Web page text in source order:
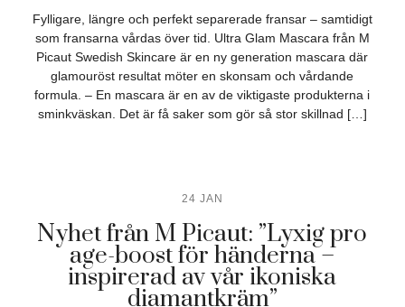
Fylligare, längre och perfekt separerade fransar – samtidigt
som fransarna vårdas över tid. Ultra Glam Mascara från M
Picaut Swedish Skincare är en ny generation mascara där
glamouröst resultat möter en skonsam och vårdande
formula. – En mascara är en av de viktigaste produkterna i
sminkväskan. Det är få saker som gör så stor skillnad […]
24 JAN
Nyhet från M Picaut: ”Lyxig pro
age-boost för händerna –
inspirerad av vår ikoniska
diamantkräm”